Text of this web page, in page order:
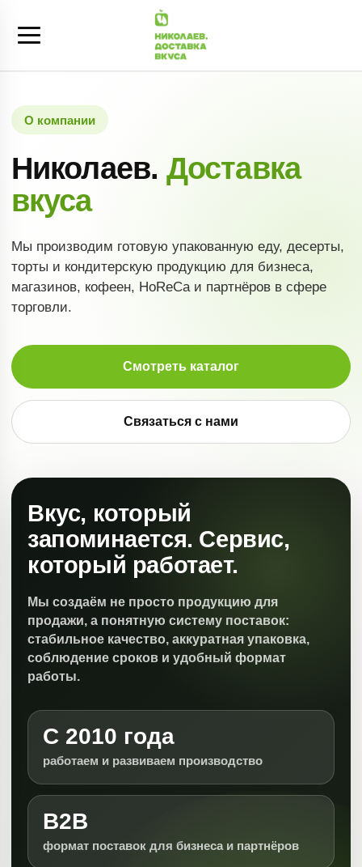
О компании
Николаев.Доставка
вкуса
Мы производим готовую упакованную еду, десерты,
торты и кондитерскую продукцию для бизнеса,
магазинов, кофеен, HoReCa и партнёров в сфере
торговли.
Смотреть каталог
Связаться с нами
Вкус, который
запоминается. Сервис,
который работает.
Мы создаём не просто продукцию для
продажи, а понятную систему поставок:
стабильное качество, аккуратная упаковка,
соблюдение сроков и удобный формат
работы.
С 2010 года
работаем и развиваем производство
B2B
формат поставок для бизнеса и партнёров